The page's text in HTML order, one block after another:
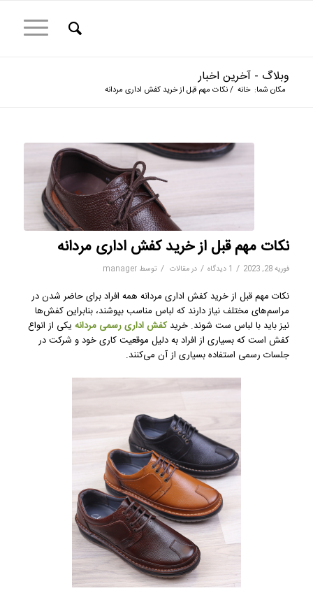
وبلاگ - آخرین اخبار
مکان شما: خانه /نکات مهم قبل از خرید کفش اداری مردانه
نکات مهم قبل از خرید کفش اداری مردانه
فوریه 28, 2023 / 1 دیدگاه / درمقالات / توسط manager
نکات مهم قبل از خرید کفش اداری مردانه همه افراد برای حاضر شدن در
مراسم‌های مختلف نیاز دارند که لباس مناسب بپوشند، بنابراین کفش‌ها
نیز باید با لباس ست شوند. خریدکفش اداری رسمی مردانه یکی از انواع
کفش است که بسیاری از افراد به دلیل موقعیت کاری خود و شرکت در
جلسات رسمی استفاده بسیاری از آن می‌کنند.